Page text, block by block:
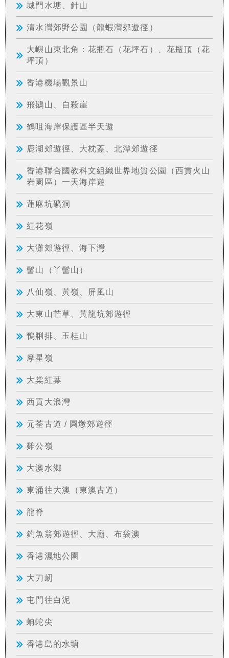
城門水塘、針山
清水灣郊野公園（龍蝦灣郊遊徑）
大嶼山東北角：花瓶石（花坪石）、花瓶頂（花
坪頂）
香港機場觀景山
飛鵝山、自殺崖
鶴咀海岸保護區半天遊
鹿湖郊遊徑、大枕蓋、北潭郊遊徑
香港聯合國教科文組織世界地質公園（西貢火山
岩園區）一天海岸遊
蓮麻坑礦洞
紅花嶺
大灘郊遊徑、海下灣
髻山（丫髻山）
八仙嶺、黃嶺、屏風山
大東山芒草、黃龍坑郊遊徑
鴨脷排、玉桂山
摩星嶺
大棠紅葉
西貢大浪灣
元荃古道 / 圓墩郊遊徑
雞公嶺
大澳水鄉
東涌往大澳（東澳古道）
龍脊
釣魚翁郊遊徑、大廟、布袋澳
香港濕地公園
大刀屻
屯門往白泥
蚺蛇尖
香港島的水塘